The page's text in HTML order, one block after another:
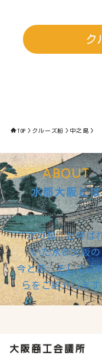
ク
TOP クルーズ船 中之島
ABOUT
水都大阪とは
“水の都”と呼ば
いた水都大阪の
今と昔、そしてこ
らをご紹介しま